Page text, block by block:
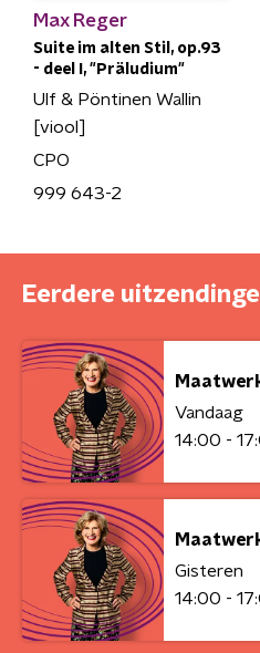
Max Reger
Suite im alten Stil, op.93
- deel I, "Präludium"
Ulf & Pöntinen Wallin
[viool]
CPO
999 643-2
Eerdere
Vandaag
14:00 -
Gisteren
14:00 -